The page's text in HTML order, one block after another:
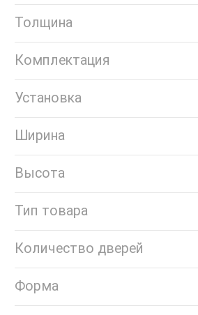
Толщина
Комплектация
Установка
Ширина
Высота
Тип товара
Количество дверей
Форма